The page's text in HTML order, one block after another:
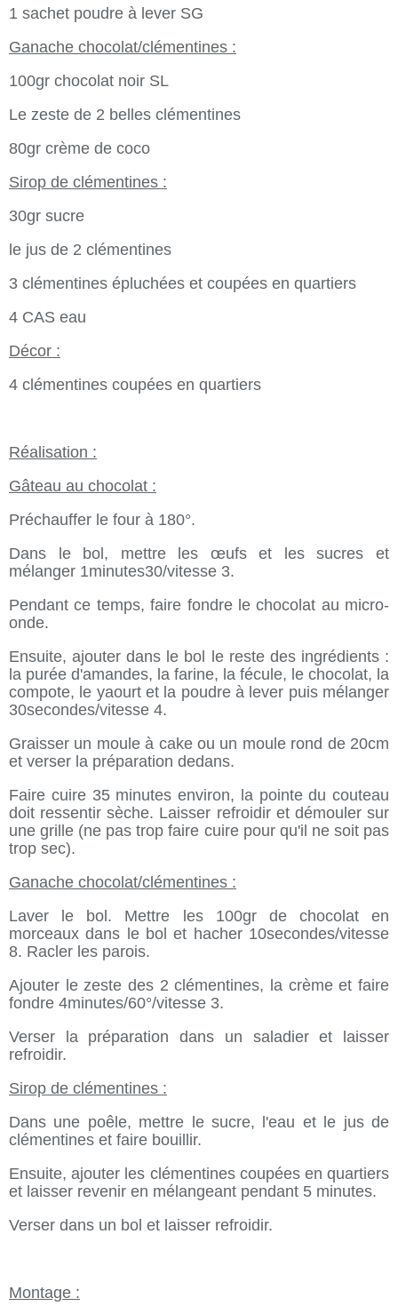
1 sachet poudre à lever SG
Ganache chocolat/clémentines :
100gr chocolat noir SL
Le zeste de 2 belles clémentines
80gr crème de coco
Sirop de clémentines :
30gr sucre
le jus de 2 clémentines
3 clémentines épluchées et coupées en quartiers
4 CAS eau
Décor :
4 clémentines coupées en quartiers
Réalisation :
Gâteau au chocolat :
Préchauffer le four à 180°.
Dans le bol, mettre les œufs et les sucres et
mélanger 1minutes30/vitesse 3.
Pendant ce temps, faire fondre le chocolat au micro-
onde.
Ensuite, ajouter dans le bol le reste des ingrédients :
la purée d'amandes, la farine, la fécule, le chocolat, la
compote, le yaourt et la poudre à lever puis mélanger
30secondes/vitesse 4.
Graisser un moule à cake ou un moule rond de 20cm
et verser la préparation dedans.
Faire cuire 35 minutes environ, la pointe du couteau
doit ressentir sèche. Laisser refroidir et démouler sur
une grille (ne pas trop faire cuire pour qu'il ne soit pas
trop sec).
Ganache chocolat/clémentines :
Laver le bol. Mettre les 100gr de chocolat en
morceaux dans le bol et hacher 10secondes/vitesse
8. Racler les parois.
Ajouter le zeste des 2 clémentines, la crème et faire
fondre 4minutes/60°/vitesse 3.
Verser la préparation dans un saladier et laisser
refroidir.
Sirop de clémentines :
Dans une poêle, mettre le sucre, l'eau et le jus de
clémentines et faire bouillir.
Ensuite, ajouter les clémentines coupées en quartiers
et laisser revenir en mélangeant pendant 5 minutes.
Verser dans un bol et laisser refroidir.
Montage :